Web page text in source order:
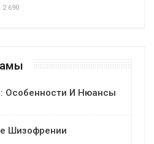
2 690
Особенности И Нюансы
Шизофрении